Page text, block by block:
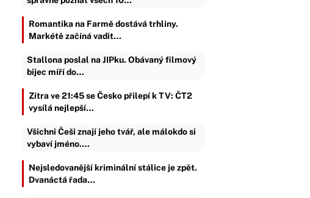
Romantika na Farmě dostává trhliny.
Markétě začíná vadit…
Stallona poslal na JIPku. Obávaný filmový
bijec míří do…
Zítra ve 21:45 se Česko přilepí k TV: ČT2
vysílá nejlepší…
Všichni Češi znají jeho tvář, ale málokdo si
vybaví jméno.…
Nejsledovanější kriminální stálice je zpět.
Dvanáctá řada…